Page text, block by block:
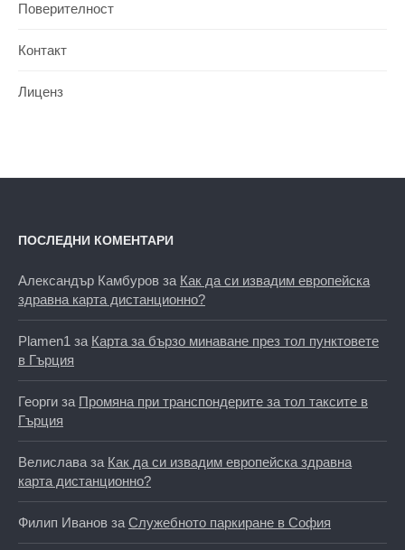
Поверителност
Контакт
Лиценз
ПОСЛЕДНИ КОМЕНТАРИ
Александър Камбуров за Как да си извадим европейска
здравна карта дистанционно?
Plamen1 за Карта за бързо минаване през тол пунктовете
в Гърция
Георги за Промяна при транспондерите за тол таксите в
Гърция
Велислава за Как да си извадим европейска здравна
карта дистанционно?
Филип Иванов за Служебното паркиране в София